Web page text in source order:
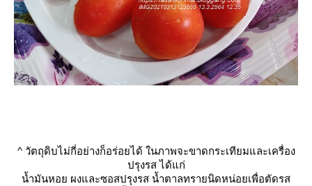
^วัตถุดิบไม่กี่อย่างก็อร่อยได้ ในภาพจะขาดกระเทียมและเครื่อง
ปรุงรส ได้แก่
น้ำมันหอย ผงและซอสปรุงรส น้ำตาลทรายนิดหน่อยเพื่อตัดรส